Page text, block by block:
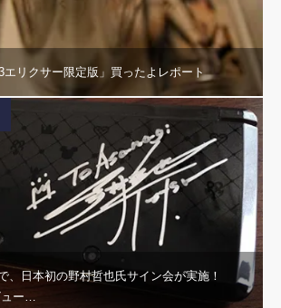
エリクサー限定版」買ったよレポート
、日本初の野村哲也氏サイン会が実施！
ュー…